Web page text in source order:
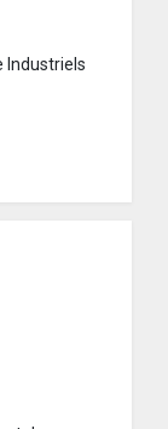
Industriels